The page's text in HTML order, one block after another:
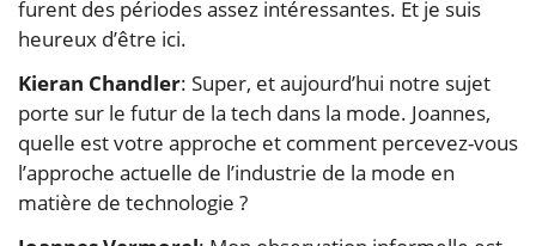
furent des périodes assez intéressantes. Et je suis
heureux d’être ici.
Kieran Chandler: Super, et aujourd’hui notre sujet
porte sur le futur de la tech dans la mode. Joannes,
quelle est votre approche et comment percevez-vous
l’approche actuelle de l’industrie de la mode en
matière de technologie ?